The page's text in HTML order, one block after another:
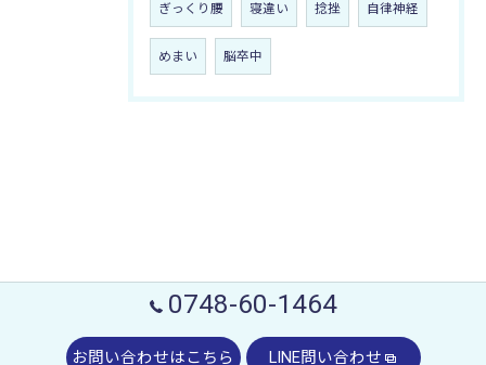
ぎっくり腰 寝違い 捻挫 自律神経
めまい 脳卒中
0748-60-1464
お問い合わせはこちら LINE問い合わせ